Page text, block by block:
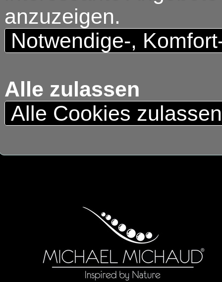
anzuzeigen.
Notwendige-,
Alle zulassen
Alle Cookies